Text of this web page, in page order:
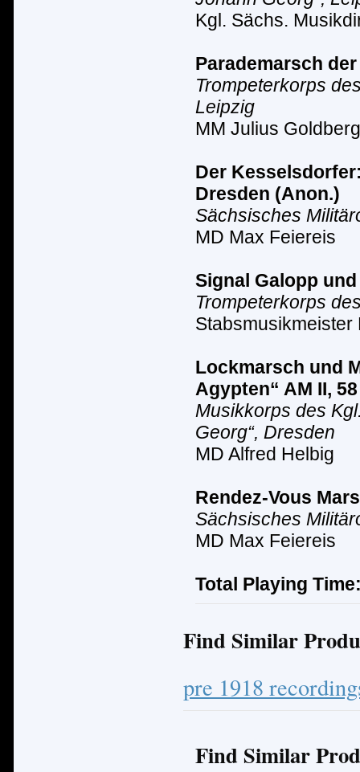
Kgl. Sächs.
Parademarsch
Trompeterkorps
Leipzig
MM Julius Goldberg
Der
Dresden (Anon.)
Sächsisches Militä
MD Max Feiereis
Signal Galopp
Trompeterkorps
Stabsmusikmeister
Lockmarsch und
Agypten“ AM II,
Musikkorps des
Georg“, Dresden
MD Alfred Helbig
Rendez-Vous
Sächsisches Militä
MD Max Feiereis
Total Playing
Find Similar
pre 1918
Find Similar